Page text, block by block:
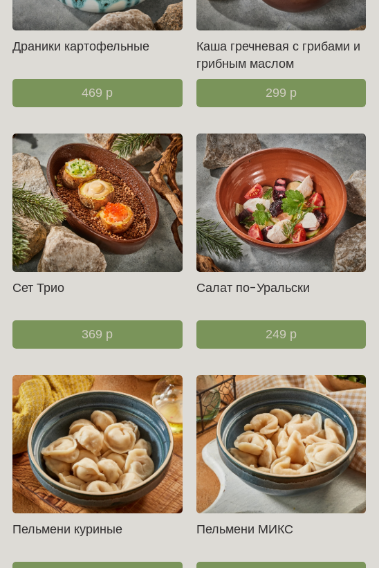
Драники картофельные
469 р
Каша гречневая с грибами и
грибным маслом
299 р
Сет Трио
369 р
Салат по-Уральски
249 р
Пельмени куриные Пельмени МИКС